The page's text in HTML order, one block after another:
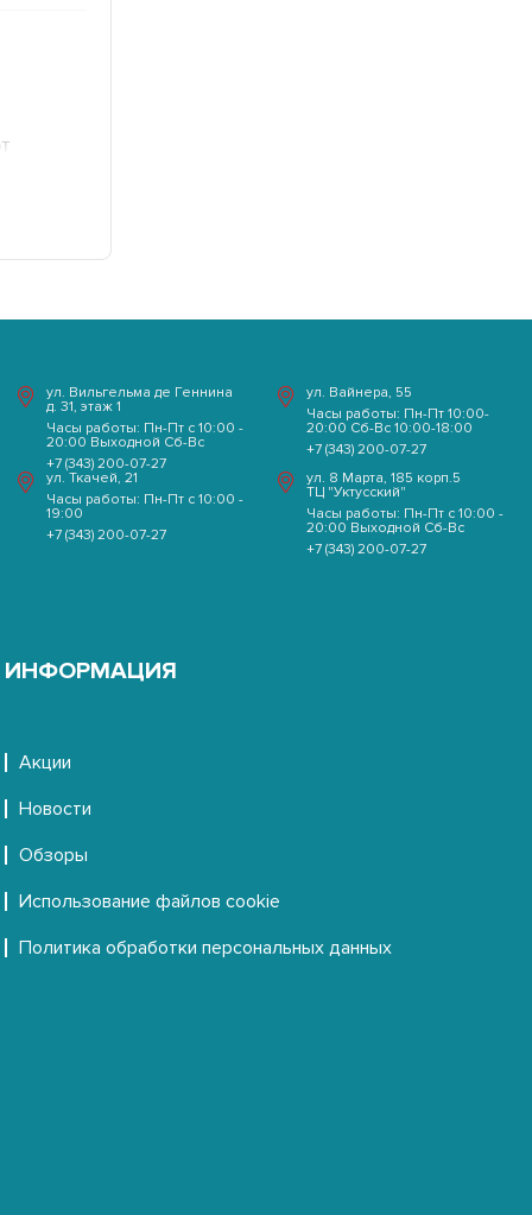
ул. Вильгельма де Геннина
д. 31, этаж 1
Часы работы: Пн-Пт с 10:00 -
20:00 Выходной Сб-Вс
+7 (343) 200-07-27
ул. Вайнера, 55
Часы работы: Пн-Пт 10:00-
20:00 Сб-Вс 10:00-18:00
+7 (343) 200-07-27
ул. Ткачей, 21
Часы работы: Пн-Пт с 10:00 -
19:00
+7 (343) 200-07-27
ул. 8 Марта, 185 корп.5
ТЦ "Уктусский"
Часы работы: Пн-Пт с 10:00 -
20:00 Выходной Сб-Вс
+7 (343) 200-07-27
ИНФОРМАЦИЯ
Акции
Новости
Обзоры
Использование файлов cookie
Политика обработки персональных данных